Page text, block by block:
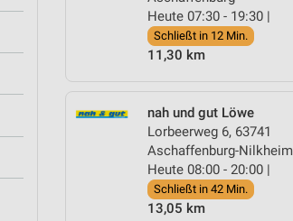
Heute 07:30 - 19:30 |
Schließt in 12 Min.
11,30 km
nah und gut Löwe
Lorbeerweg 6, 63741
Aschaffenburg-Nilkheim
Heute 08:00 - 20:00 |
Schließt in 42 Min.
13,05 km